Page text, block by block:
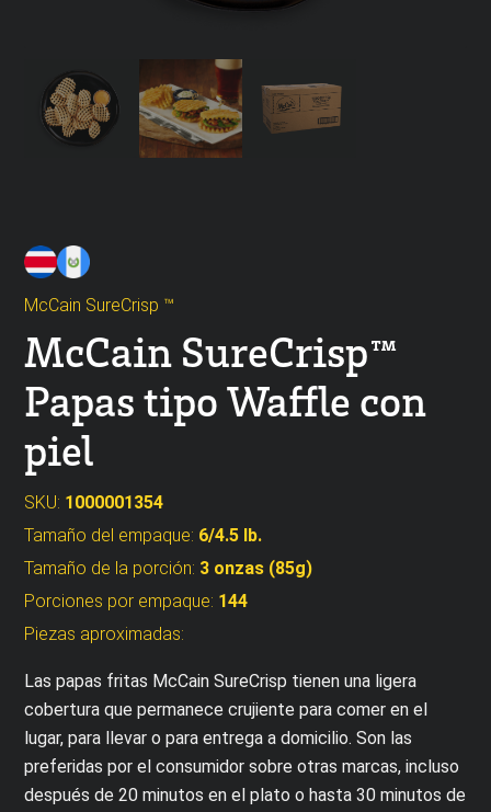
McCain SureCrisp ™
McCain SureCrisp™
Papas tipo Waffle con
piel
SKU: 1000001354
Tamaño del empaque: 6/4.5 lb.
Tamaño de la porción: 3 onzas (85g)
Porciones por empaque: 144
Piezas aproximadas:
Las papas fritas McCain SureCrisp tienen una ligera
cobertura que permanece crujiente para comer en el
lugar, para llevar o para entrega a domicilio. Son las
preferidas por el consumidor sobre otras marcas, incluso
después de 20 minutos en el plato o hasta 30 minutos de